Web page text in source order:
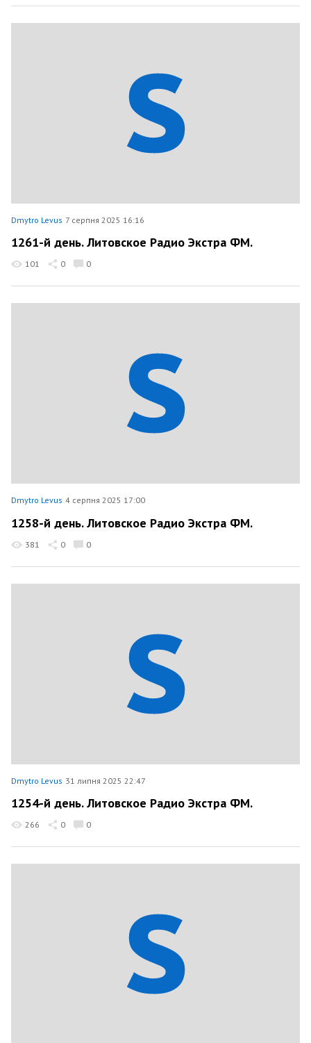
Dmytro Levus 7 серпня 2025 16:16
1261-й день. Литовское Радио Экстра ФМ.
101 0 0
Dmytro Levus 4 серпня 2025 17:00
1258-й день. Литовское Радио Экстра ФМ.
381 0 0
Dmytro Levus 31 липня 2025 22:47
1254-й день. Литовское Радио Экстра ФМ.
266 0 0